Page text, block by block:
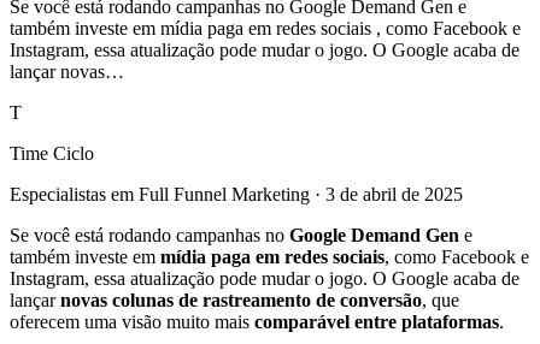
Se você está rodando campanhas no Google Demand Gen e
também investe em mídia paga em redes sociais , como Facebook e
Instagram, essa atualização pode mudar o jogo. O Google acaba de
lançar novas…
T
Time Ciclo
Especialistas em Full Funnel Marketing · 3 de abril de 2025
Se você está rodando campanhas no Google Demand Gen e
também investe em mídia paga em redes sociais, como Facebook e
Instagram, essa atualização pode mudar o jogo. O Google acaba de
lançarnovas colunas de rastreamento de conversão, que
oferecem uma visão muito mais comparável entre plataformas.